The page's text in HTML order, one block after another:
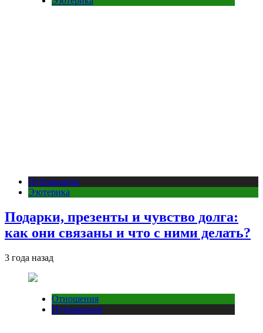
Публикации
Эзотерика
Подарки, презенты и чувство долга:
как они связаны и что с ними делать?
3 года назад
Отношения
Публикации